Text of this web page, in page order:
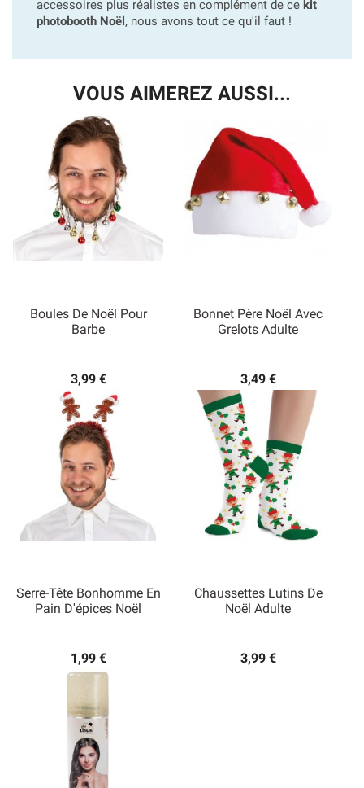
accessoires plus réalistes en complément de ce kit
photobooth Noël, nous avons tout ce qu'il faut !
VOUS AIMEREZ AUSSI...
Boules De Noël Pour
Barbe
3,99 €
Bonnet Père Noël Avec
Grelots Adulte
3,49 €
Serre-Tête Bonhomme En
Pain D'épices Noël
1,99 €
Chaussettes Lutins De
Noël Adulte
3,99 €